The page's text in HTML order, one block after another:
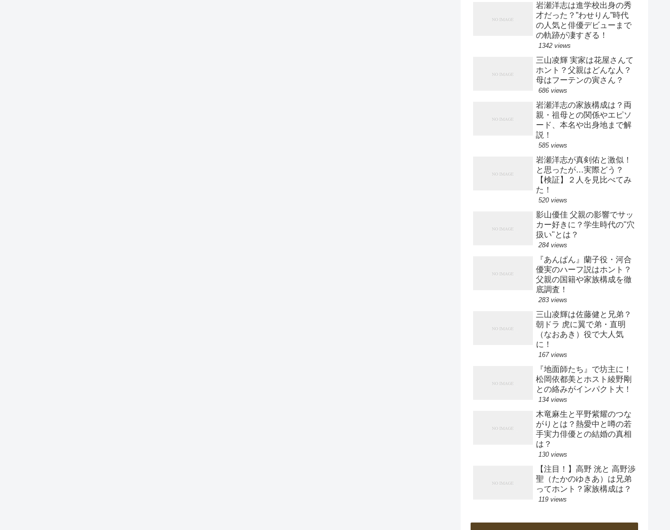
岩瀬洋志は進学校出身の秀
才だった？”わせりん”時代
の人気と俳優デビューまで
の軌跡が凄すぎる！
1342 views
三山凌輝 実家は花屋さんて
ホント？父親はどんな人？
母はフーテンの寅さん？
686 views
岩瀬洋志の家族構成は？両
親・祖母との関係やエピソ
ード、本名や出身地まで解
説！
585 views
岩瀬洋志が真剣佑と激似！
と思ったが…実際どう？
【検証】２人を見比べてみ
た！
520 views
影山優佳 父親の影響でサッ
カー好きに？学生時代の"穴
扱い"とは？
284 views
『あんぱん』蘭子役・河合
優実のハーフ説はホント？
父親の国籍や家族構成を徹
底調査！
283 views
三山凌輝は佐藤健と兄弟？
朝ドラ 虎に翼で弟・直明
（なおあき）役で大人気
に！
167 views
『地面師たち』で坊主に！
松岡依都美とホスト綾野剛
との絡みがインパクト大！
134 views
木竜麻生と平野紫耀のつな
がりとは？熱愛中と噂の若
手実力俳優との結婚の真相
は？
130 views
【注目！】高野 洸と 高野渉
聖（たかのゆきあ）は兄弟
ってホント？家族構成は？
119 views